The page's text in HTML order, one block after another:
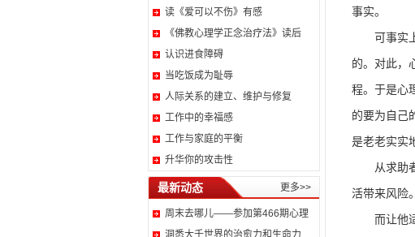
读《爱可以不伤》有感
《佛教心理学正念治疗法》读后
认识进食障碍
当吃饭成为耻辱
人际关系的建立、维护与修复
工作中的幸福感
工作与家庭的平衡
升华你的攻击性
更多>>
最新动态
周末去哪儿——参加第466期心理
洞悉大千世界的治愈力和生命力
事实。
可事实上
的。对此，
程。于是心
的要为自己
是老老实实
从求助者
活带来风险。
而让他适